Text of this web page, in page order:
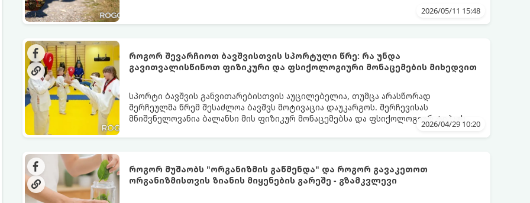
2026/05/11 15:48
როგორ შევარჩიოთ ბავშვისთვის სპორტული წრე: რა უნდა
გავითვალისწინოთ ფიზიკური და ფსიქოლოგიური მონაცემების მიხედვით
სპორტი ბავშვის განვითარებისთვის აუცილებელია, თუმცა არასწორად
შერჩეულმა წრემ შესაძლოა ბავშვს მოტივაცია დაუკარგოს. შერჩევისას
მნიშვნელოვანია ბალანსი მის ფიზიკურ მონაცემებსა და ფსიქოლოგიურ ტიპაჟს
2026/04/29 10:20
როგორ მუშაობს "ორგანიზმის გაწმენდა" და როგორ გავაკეთოთ
ორგანიზმისთვის ზიანის მიყენების გარეშე - გზამკვლევი